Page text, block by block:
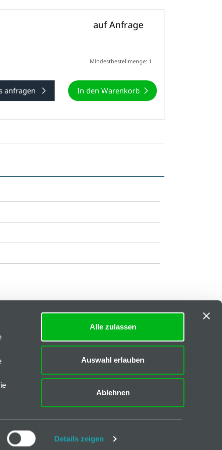
Details zeigen
Alle zulassen
Auswahl erlauben
Ablehnen
auf Anfrage
Mindestbestellmenge: 1
anfragen In den Warenkorb
Downloads
FAQs
CAD-Daten
Katalog I-40
Katalog B-45